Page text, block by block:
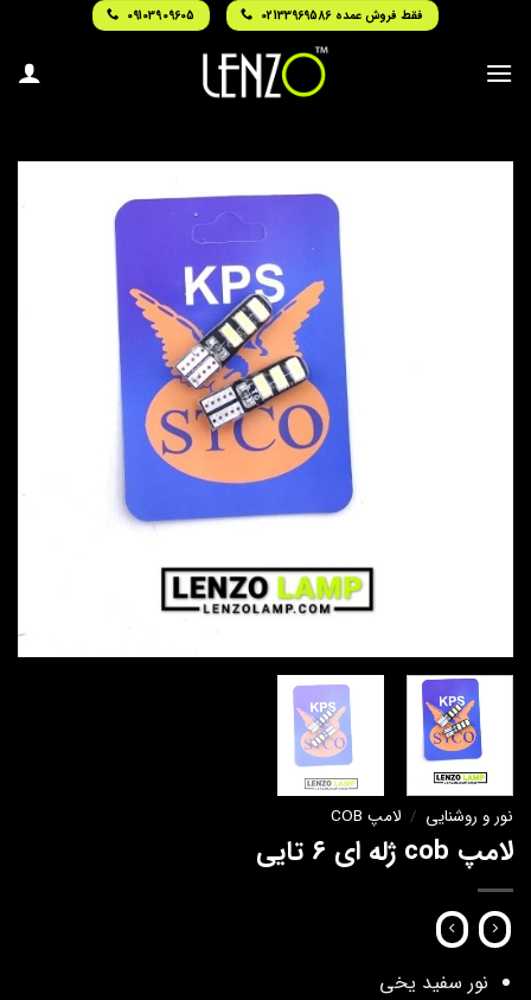
content
فقط فروش عمده 02133969586 09103909605
نور و روشنایی / لامپ COB
لامپ cob ژله ای ۶ تایی
نور سفید یخی